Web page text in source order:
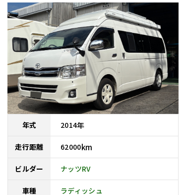
年式 2014年
走行距離 62000km
ビルダー ナッツRV
車種 ラディッシュ